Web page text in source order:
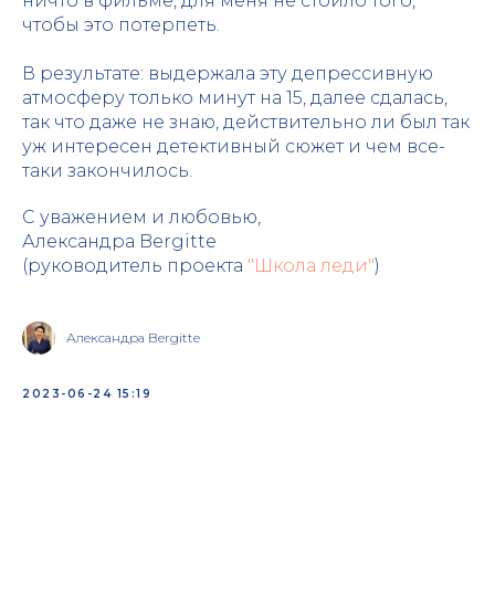
чтобы это потерпеть.
В результате: выдержала эту депрессивную
атмосферу только минут на 15, далее сдалась,
так что даже не знаю, действительно ли был так
уж интересен детективный сюжет и чем все-
таки закончилось.
С уважением и любовью,
Александра Bergitte
(руководитель проекта "Школа леди")
Александра Bergitte
2023-06-24 15:19